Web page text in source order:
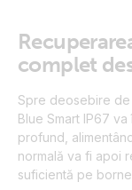
complet
Spre deosebire de
Blue Smart IP67
profund,
normală va fi apoi
suficientă pe